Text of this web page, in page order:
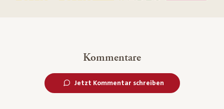
Kommentare
Jetzt Kommentar schreiben